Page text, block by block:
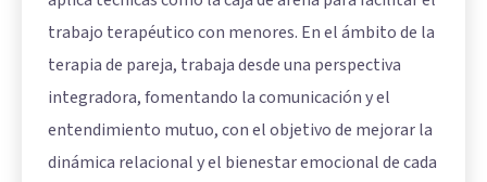
trabajo terapéutico con menores. En el ámbito de la
terapia de pareja, trabaja desde una perspectiva
integradora, fomentando la comunicación y el
entendimiento mutuo, con el objetivo de mejorar la
dinámica relacional y el bienestar emocional de cada